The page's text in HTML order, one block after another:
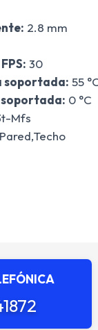
2.8 mm
30
soportada: 55
0 °C
Mfs
Pared,Techo